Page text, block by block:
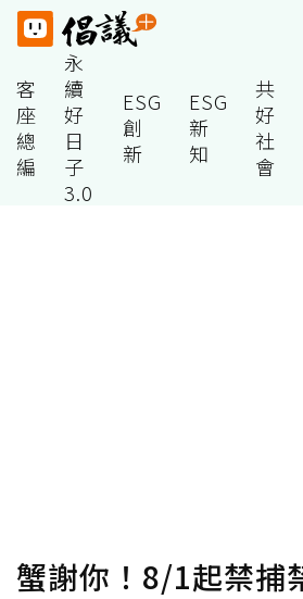
客
座
總
編
永
續
好
日
子
3.0
ESG
創
新
ESG
新
知
共
好
社
會
蟹謝你！8/1起禁捕